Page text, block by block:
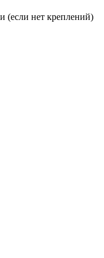
(если нет креплений)